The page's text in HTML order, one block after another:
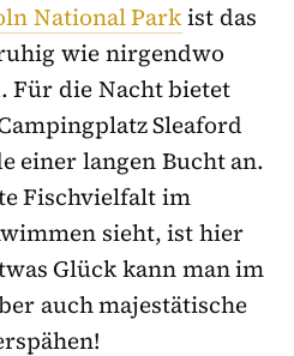
National Parkist das
wie nirgendwo
Für die Nacht bietet
Sleaford
einer langen Bucht an.
Fischvielfalt im
sieht, ist hier
Glück kann man im
auch majestätische